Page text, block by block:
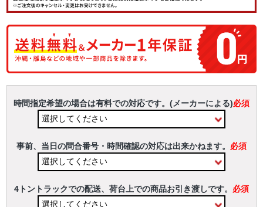
時間指定希望の場合は有料での対応です。(メーカーによる)必須
事前、当日の問合番号・時間確認の対応は出来かねます。 必須
4トントラックでの配送、荷台上での商品お引き渡しです。 必須